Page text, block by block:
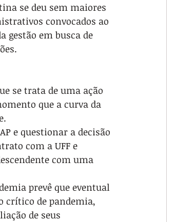
se deu sem maiores
convocados ao
gestão em busca de
se trata de uma ação
que a curva da
e questionar a decisão
com a UFF e
com uma
prevê que eventual
crítico de pandemia,
de seus